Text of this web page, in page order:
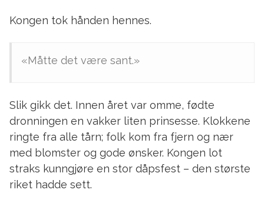
Kongen tok hånden hennes.
«Måtte det være sant.»
Slik gikk det. Innen året var omme, fødte
dronningen en vakker liten prinsesse. Klokkene
ringte fra alle tårn; folk kom fra fjern og nær
med blomster og gode ønsker. Kongen lot
straks kunngjøre en stor dåpsfest – den største
riket hadde sett.